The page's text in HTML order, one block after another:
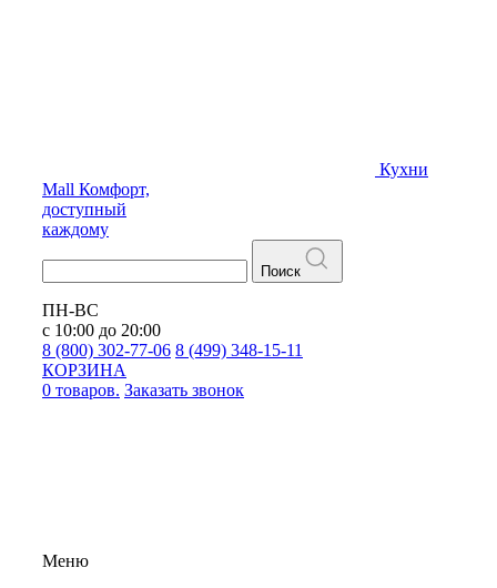
Кухни
Mall Комфорт,
доступный
каждому
Поиск
ПН-ВС
с 10:00 до 20:00
8 (800) 302-77-06 8 (499) 348-15-11
КОРЗИНА
0 товаров. Заказать звонок
Меню